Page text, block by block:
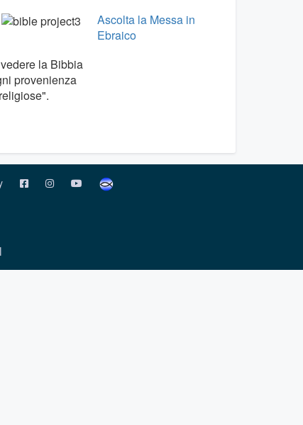
la Bibbia
provenienza
Ascolta la Messa in
Ebraico